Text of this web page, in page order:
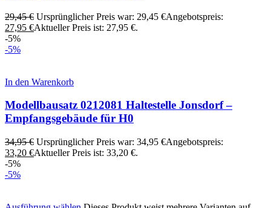
29,45€ Ursprünglicher Preis war: 29,45 €Angebotspreis:
27,95 €Aktueller Preis ist: 27,95 €.
-5%
-5%
In den Warenkorb
Modellbausatz 0212081 Haltestelle Jonsdorf –
Empfangsgebäude für H0
34,95€ Ursprünglicher Preis war: 34,95 €Angebotspreis:
33,20 €Aktueller Preis ist: 33,20 €.
-5%
-5%